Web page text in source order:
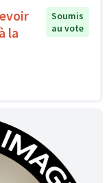
la
Soumis
au vote